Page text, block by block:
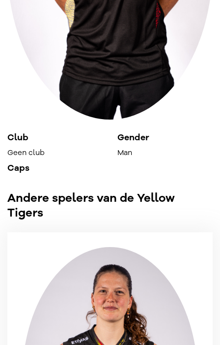
Club
Geen club
Gender
Man
Caps
Andere spelers van de Yellow
Tigers